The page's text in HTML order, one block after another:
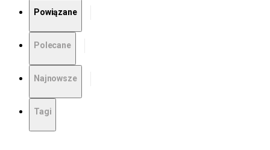
Powiązane
Polecane
Najnowsze
Tagi